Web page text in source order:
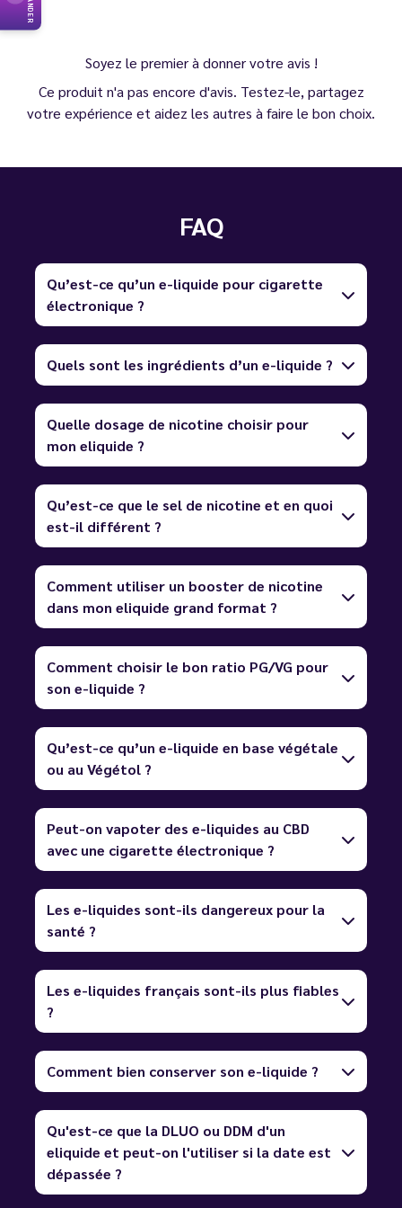
Soyez le premier à donner votre avis !
Ce produit n'a pas encore d'avis. Testez-le, partagez
votre expérience et aidez les autres à faire le bon choix.
FAQ
Qu’est-ce qu’un e-liquide pour cigarette
électronique ?
Quels sont les ingrédients d’un e-liquide ?
Quelle dosage de nicotine choisir pour
mon eliquide ?
Qu’est-ce que le sel de nicotine et en quoi
est-il différent ?
Comment utiliser un booster de nicotine
dans mon eliquide grand format ?
Comment choisir le bon ratio PG/VG pour
son e-liquide ?
Qu’est-ce qu’un e-liquide en base végétale
ou au Végétol ?
Peut-on vapoter des e-liquides au CBD
avec une cigarette électronique ?
Les e-liquides sont-ils dangereux pour la
santé ?
Les e-liquides français sont-ils plus fiables
?
Comment bien conserver son e-liquide ?
Qu'est-ce que la DLUO ou DDM d'un
eliquide et peut-on l'utiliser si la date est
dépassée ?